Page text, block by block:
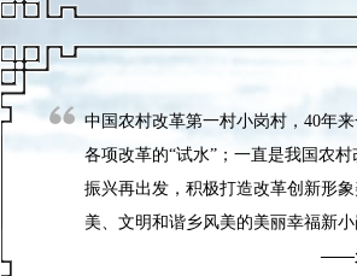
中国农村改革第一村小岗村，40年
各项改革的“试水”；一直是我国农
振兴再出发，积极打造改革创新形
美、文明和谐乡风美的美丽幸福新小
——天津大学马克思